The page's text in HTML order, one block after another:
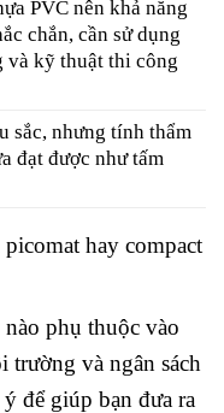
PVC nên khả năng
chắn, cần sử dụng
và kỹ thuật thi công
sắc, nhưng tính thẩm
đạt được như tấm
hay compact
phụ thuộc vào
trường và ngân sách
để giúp bạn đưa ra